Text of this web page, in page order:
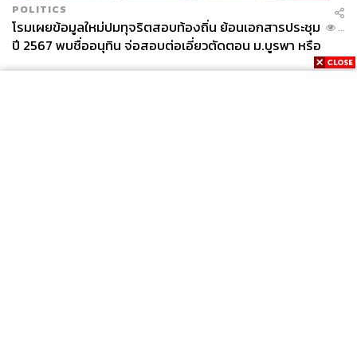
POLITICS
โรมเผยข้อมูลใหม่ปมทุจริตสอบท้องถิ่น ย้อนเอกสารประชุม
ปี 2567 พบชื่ออนุทิน จ่อสอบต่อเอี่ยวตัดตอน ม.บูรพา หรือ
ไม่
...